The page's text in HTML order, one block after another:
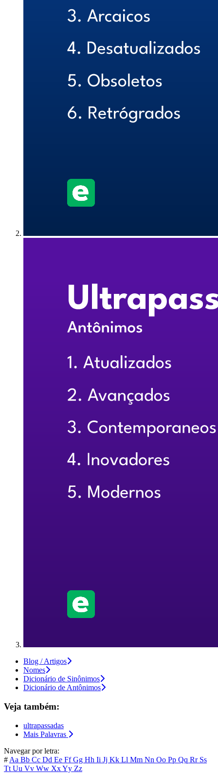
Blog / Artigos
Nomes
Dicionário de Sinônimos
Dicionário de Antônimos
Veja também:
ultrapassadas
Mais Palavras
Navegar por letra:
# Aa Bb Cc Dd Ee FfGg Hh Ii Jj Kk Ll Mm Nn Oo Pp Qq Rr Ss
Tt Uu Vv Ww XxYy Zz